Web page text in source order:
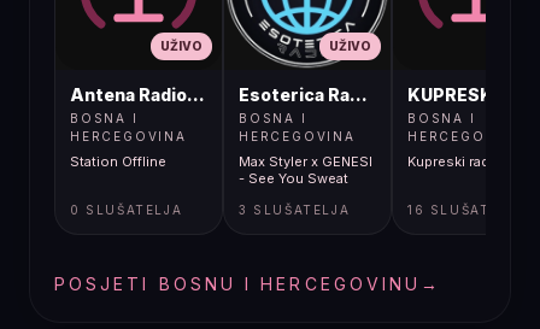
UŽIVO
Antena Radio, Jelah Tešanj
BOSNA I
HERCEGOVINA
Station Offline
0 SLUŠATELJA
UŽIVO
Esoterica Radio S1
BOSNA I
HERCEGOVINA
Max Styler x GENESI
- See You Sweat
3 SLUŠATELJA
BOSNA I
HERCEGOVINA
Kupreski radio
16 SLUŠATELJA
POSJETI BOSNU I HERCEGOVINU →